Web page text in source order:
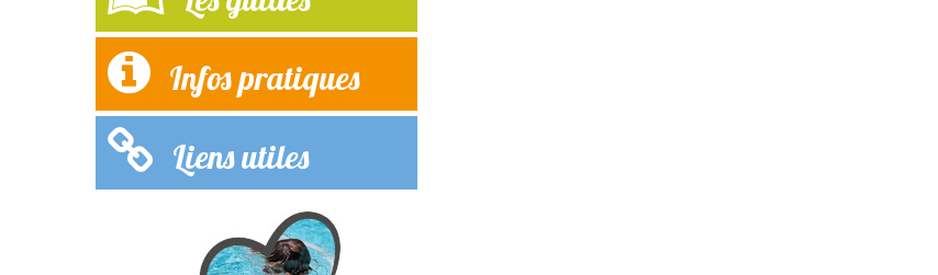
Infos pratiques
Liens utiles